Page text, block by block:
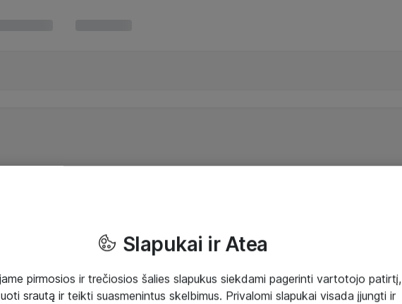
Slapukai ir Atea
pirmosios ir trečiosios šalies slapukus siekdami pagerinti vartotojo patirtį,
srautą ir teikti suasmenintus skelbimus. Privalomi slapukai visada įjungti ir